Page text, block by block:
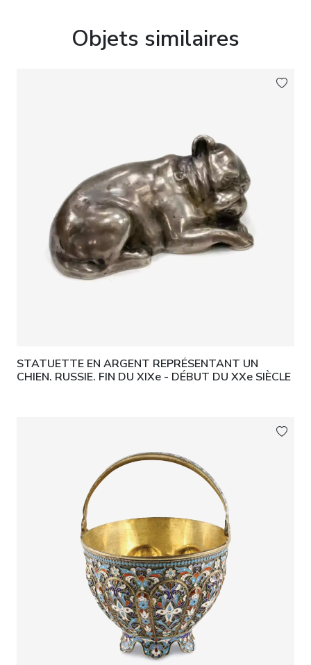
Objets similaires
STATUETTE EN ARGENT REPRÉSENTANT UN
CHIEN. RUSSIE. FIN DU XIXe - DÉBUT DU XXe SIÈCLE